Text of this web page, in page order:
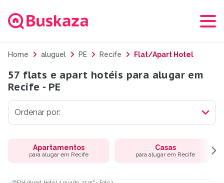
Home aluguel PE Recife Flat/Apart Hotel
57 flats e apart hotéis para alugar em
Recife - PE
Apartamentos
para alugar em Recife
Casas
para alugar em Recife